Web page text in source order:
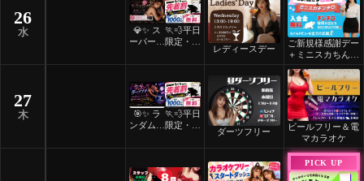
26
水
💎✨ ス
ーパーレ
デー ✨
🏃💨平日
限定・先
レディースデー
ご新規様感謝デー
＋ミニスカちんち
ろ
27
木
🎯✨ ラ
ンダムマ
ツフリー
🏃💨平日
限定・先
ダーツフリー
ビールフリー＆電
マカラオケ
PICK UP